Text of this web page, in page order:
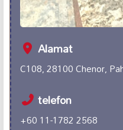
Alamat
C108, 28100 Chenor,
telefon
+60 11-1782 2568